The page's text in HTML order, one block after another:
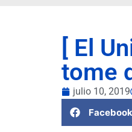
[ El
tome
julio 10, 2019
Facebook